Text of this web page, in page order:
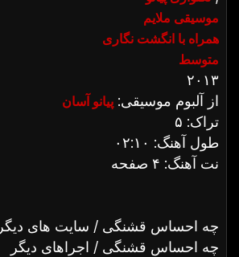
موسیقی ملایم
همراه با انگشت نگاری
متوسط
۲۰۱۳
از آلبوم موسیقی: پیانو آسان
تراک: ۵
طول آهنگ: ۰۲:۱۰
نت آهنگ: ۴ صفحه
چه احساس قشنگی / سایت های دیگر
چه احساس قشنگی / اجراهای دیگر